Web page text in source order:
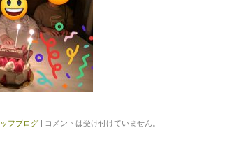
フブログ | コメントは受け付けていません。